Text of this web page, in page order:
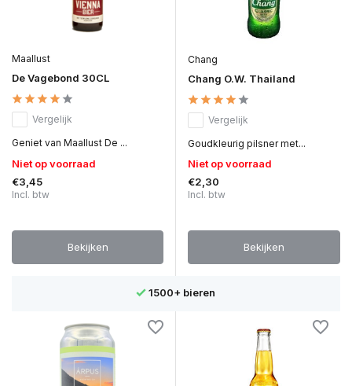
Maallust
De Vagebond 30CL
Vergelijk
Geniet van Maallust De ...
Niet op voorraad
€3,45
Incl. btw
Bekijken
Chang
Chang O.W. Thailand
Vergelijk
Goudkleurig pilsner met...
Niet op voorraad
€2,30
Incl. btw
Bekijken
1500+ bieren